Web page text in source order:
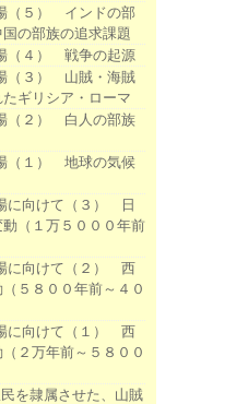
（５） インドの部
の部族の追求課題
（４） 戦争の起源
（３） 山賊・海賊
ギリシア・ローマ
（２） 白人の部族
（１） 地球の気候
に向けて（３） 日
（１万５０００年前
に向けて（２） 西
５８００年前～４０
に向けて（１） 西
２万年前～５８００
を隷属させた、山賊